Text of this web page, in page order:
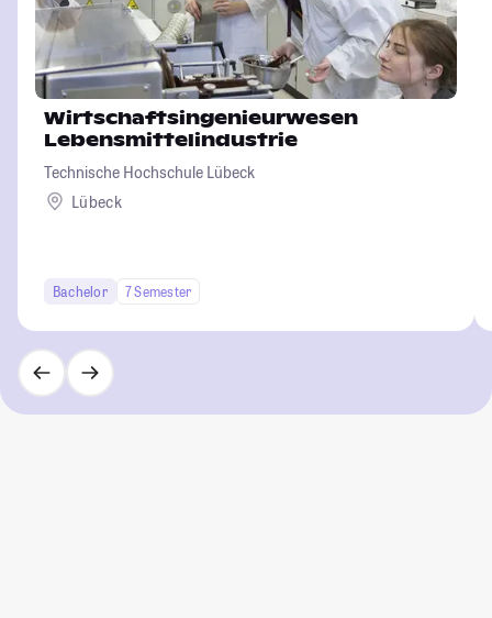
Wirtschaftsingenieurwesen
Lebensmittelindustrie
Technische Hochschule Lübeck
Lübeck
Bachelor 7 Semester